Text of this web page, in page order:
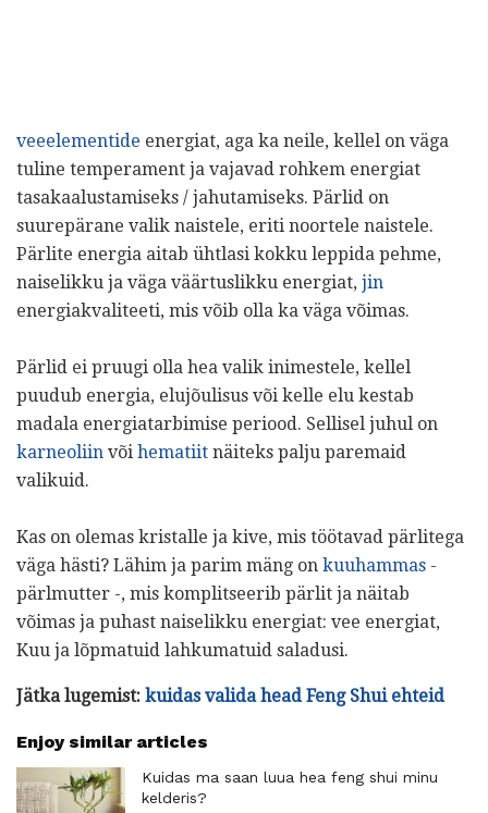
veeelementide energiat, aga ka neile, kellel on väga
tuline temperament ja vajavad rohkem energiat
tasakaalustamiseks / jahutamiseks. Pärlid on
suurepärane valik naistele, eriti noortele naistele.
Pärlite energia aitab ühtlasi kokku leppida pehme,
naiselikku ja väga väärtuslikku energiat, jin
energiakvaliteeti, mis võib olla ka väga võimas.
Pärlid ei pruugi olla hea valik inimestele, kellel
puudub energia, elujõulisus või kelle elu kestab
madala energiatarbimise periood. Sellisel juhul on
karneoliin või hematiit näiteks palju paremaid
valikuid.
Kas on olemas kristalle ja kive, mis töötavad pärlitega
väga hästi? Lähim ja parim mäng on kuuhammas -
pärlmutter -, mis komplitseerib pärlit ja näitab
võimas ja puhast naiselikku energiat: vee energiat,
Kuu ja lõpmatuid lahkumatuid saladusi.
Jätka lugemist: kuidas valida head Feng Shui ehteid
Enjoy similar articles
Kuidas ma saan luua hea feng shui minu
kelderis?